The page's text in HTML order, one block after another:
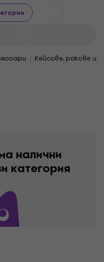
Кейсове, ракове и
налични
категория